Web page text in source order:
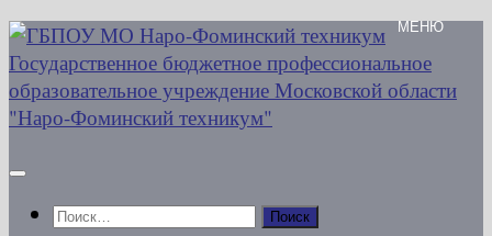
Перейти
к
содержимому
Найти: